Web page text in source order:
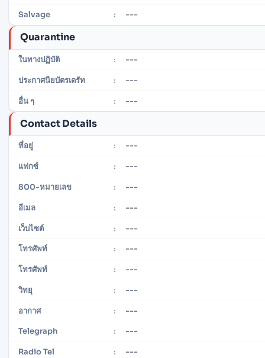
Salvage : ---
Quarantine
ในทางปฏิบัติ : ---
ประกาศนียบัตรเดรัท : ---
อื่น ๆ : ---
Contact Details
ที่อยู่ : ---
แฟกซ์ : ---
800-หมายเลข : ---
อีเมล : ---
เว็บไซต์ : ---
โทรศัพท์ : ---
โทรศัพท์ : ---
วิทยุ : ---
อากาศ : ---
Telegraph : ---
Radio Tel : ---